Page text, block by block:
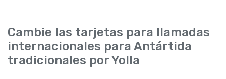
Cambie las tarjetas para llamadas
internacionales para Antártida
tradicionales por Yolla